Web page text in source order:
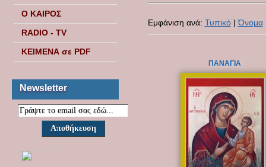
Ο ΚΑΙΡΟΣ
RADIO - TV
ΚΕΙΜΕΝΑ σε PDF
Newsletter
Εμφάνιση ανά: Τυπικό Όνομα
ΠΑΝΑΓΙΑ